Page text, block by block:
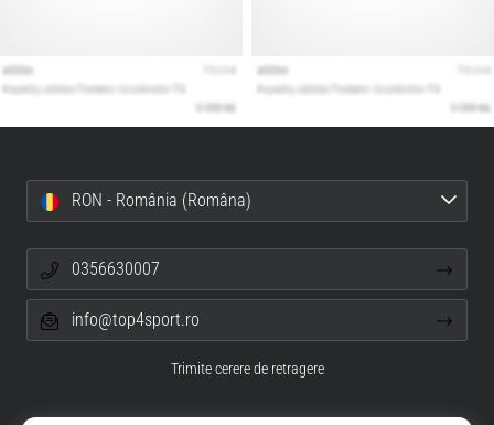
RON - România (Româna)
0356630007
info@top4sport.ro
Trimite cerere de retragere